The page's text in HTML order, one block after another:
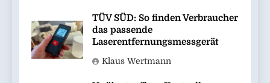
TÜV SÜD: So finden Verbraucher
das passende
Laserentfernungsmessgerät
Klaus Wertmann